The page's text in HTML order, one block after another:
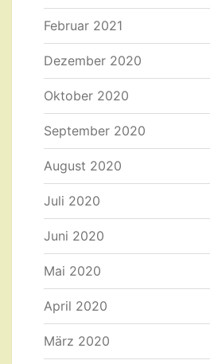
Februar 2021
Dezember 2020
Oktober 2020
September 2020
August 2020
Juli 2020
Juni 2020
Mai 2020
April 2020
März 2020